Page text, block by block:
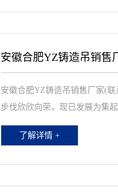
安徽合肥YZ铸造吊销售
安徽合肥YZ铸造吊销售厂家(联
步伐欣欣向荣，现已发展为集
了解详情 +